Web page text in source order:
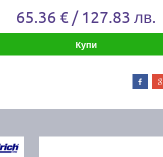
65.36 € / 127.83 лв.
Купи